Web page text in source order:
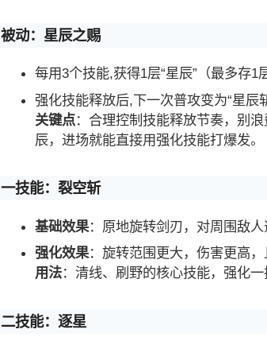
被动：星辰之赐
每用3个技能,获得1层“星辰”（最多存1
强化技能释放后,下一次普攻变为“星辰
关键点：合理控制技能释放节奏，别
辰，进场就能直接用强化技能打爆发。
一技能：裂空斩
基础效果：原地旋转剑刃，对周围敌人
强化效果：旋转范围更大，伤害更高，
用法：清线、刷野的核心技能，强化一
二技能：逐星